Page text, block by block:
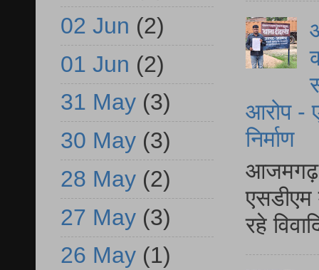
आरोप -
निर्माण
आजमगढ़
एसडीएम
रहे
02 Jun (2)
01 Jun (2)
31 May (3)
30 May (3)
28 May (2)
27 May (3)
26 May (1)